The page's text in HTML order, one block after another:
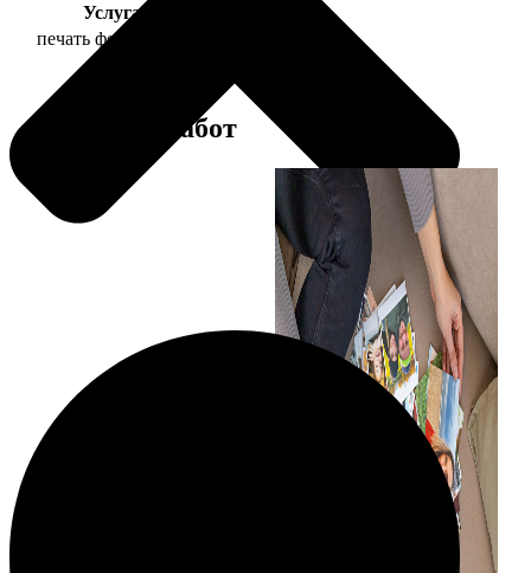
Услуга
печать фото 10х15
Примеры работ